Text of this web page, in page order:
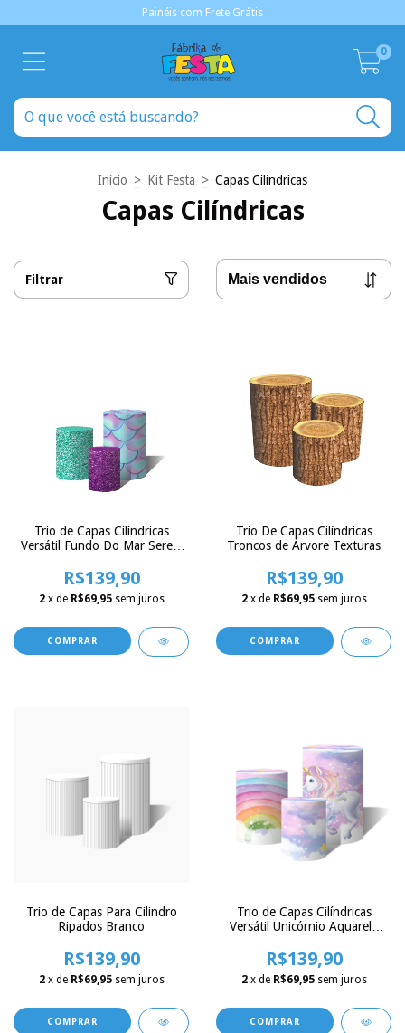
Painéis com Frete Grátis
0
Início > Kit Festa > Capas Cilíndricas
Capas Cilíndricas
Filtrar
Trio de Capas Cilindricas
Versátil Fundo Do Mar Sereia
R$139,90
2 x de R$69,95 sem juros
Trio De Capas Cilíndricas
Troncos de Árvore Texturas
R$139,90
2 x de R$69,95 sem juros
Trio de Capas Para Cilindro
Ripados Branco
R$139,90
2 x de R$69,95 sem juros
Trio de Capas Cilíndricas
Versátil Unicórnio Aquarela
R$139,90
2 x de R$69,95 sem juros